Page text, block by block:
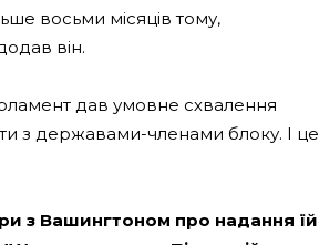
восьми місяців тому,
він.
дав умовне схвалення
з державами-членами блоку. І це
з Вашингтоном про надання їй